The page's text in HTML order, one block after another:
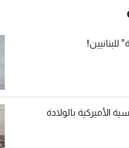
الأميركية بالولادة
سياسة الخصوصية